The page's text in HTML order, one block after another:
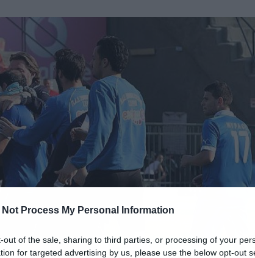
Not Process My Personal Information
out of the sale, sharing to third parties, or processing of your
for targeted advertising by us, please use the below opt-out